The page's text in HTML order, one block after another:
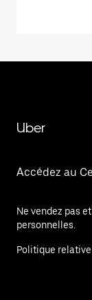
Uber
Accédez au
Ne vendez pas
personnelles.
Politique